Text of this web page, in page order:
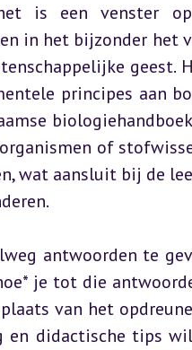
is een venster
in het bijzonder het
geest.
principes aan
of
wat aansluit bij de
antwoorden te
je tot die
van het
en didactische tips